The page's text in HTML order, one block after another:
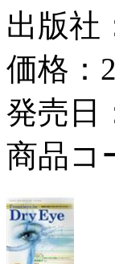
出版社
価格：
発売日
商品コ